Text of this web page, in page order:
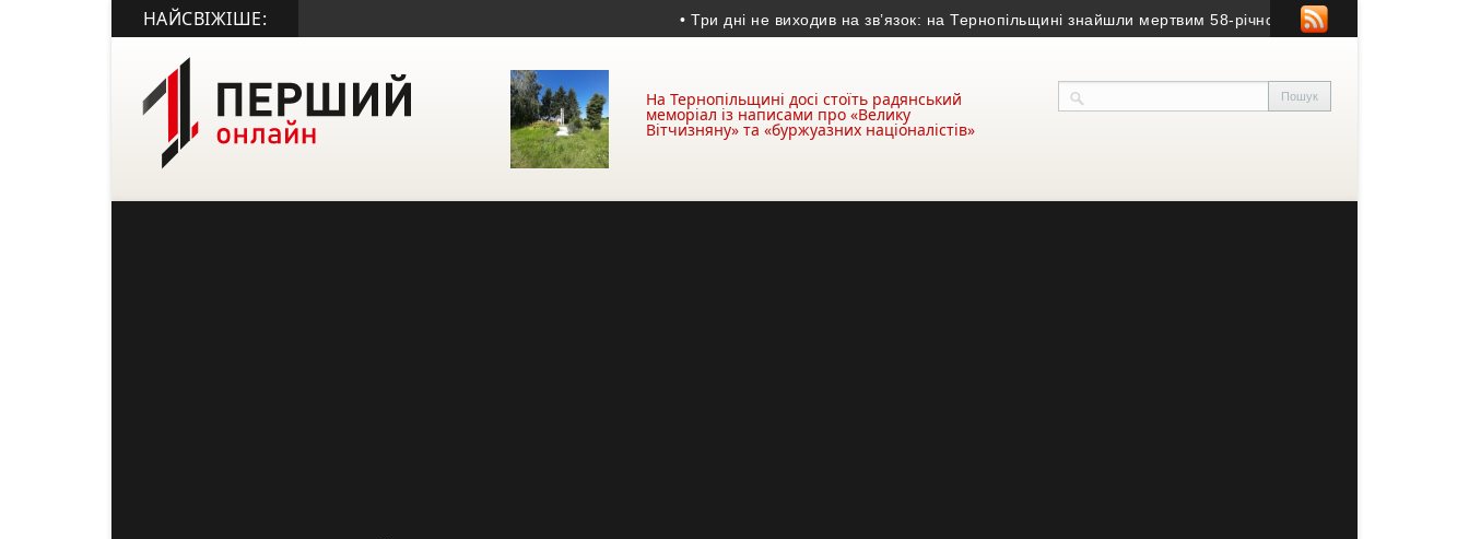
НАЙСВІЖІШЕ: • Три дні не виходив на зв’язок: на Тернопільщині знайшли мертвим 58-річного чоловіка • На
На Тернопільщині досі стоїть радянський
меморіал із написами про «Велику
Вітчизняну» та «буржуазних націоналістів»